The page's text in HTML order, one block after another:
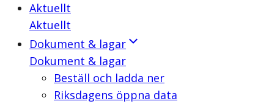
Aktuellt
Aktuellt
Dokument & lagar
Dokument & lagar
Beställ och ladda ner
Riksdagens öppna data